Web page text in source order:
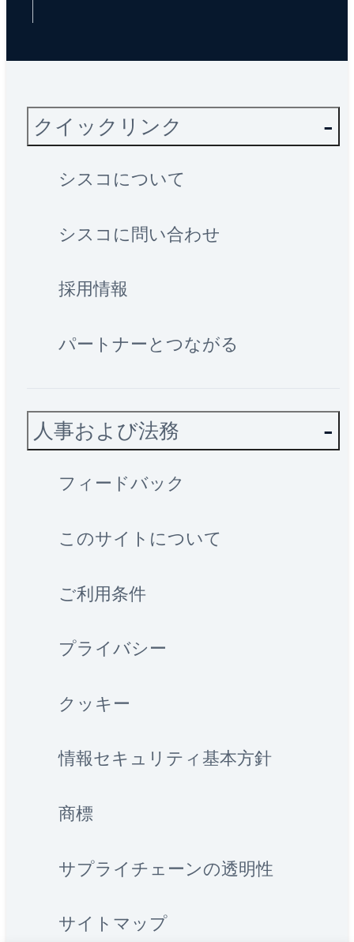
クイックリンク
シスコについて
シスコに問い合わせ
採用情報
パートナーとつながる
人事および法務
フィードバック
このサイトについて
ご利用条件
プライバシー
クッキー
情報セキュリティ基本方針
商標
サプライチェーンの透明性
サイトマップ